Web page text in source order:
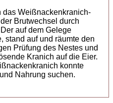
das Weißnackenkranich-
Brutwechsel durch
auf dem Gelege
stand auf und räumte den
Prüfung des Nestes und
Kranich auf die Eier.
konnte
Nahrung suchen.